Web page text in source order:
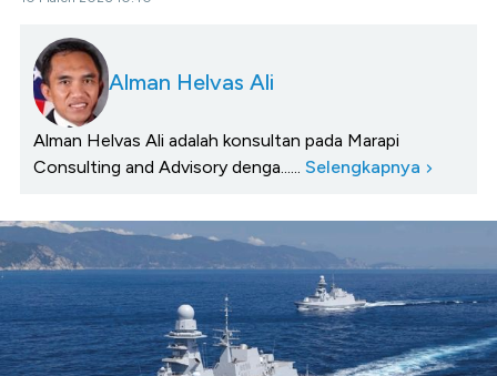
Alman Helvas Ali
Alman Helvas Ali adalah konsultan pada Marapi
Consulting and Advisory denga...... Selengkapnya